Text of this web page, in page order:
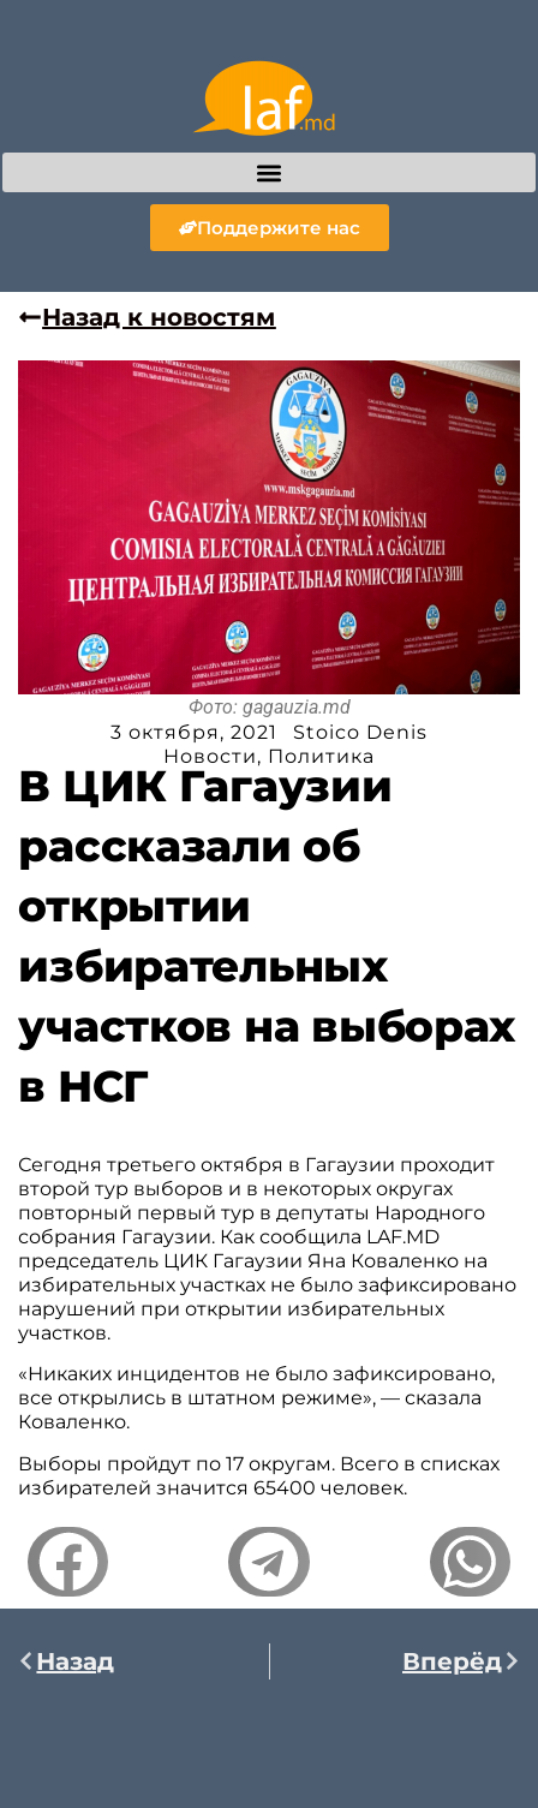
Поддержите нас
Назад к новостям
Фото: gagauzia.md
3 октября, 2021
Stoico Denis
Новости, Политика
В ЦИК Гагаузии
рассказали об
открытии
избирательных
участков на выборах
в НСГ
Сегодня третьего октября в Гагаузии проходит
второй тур выборов и в некоторых округах
повторный первый тур в депутаты Народного
собрания Гагаузии. Как сообщила LAF.MD
председатель ЦИК Гагаузии Яна Коваленко на
избирательных участках не было зафиксировано
нарушений при открытии избирательных
участков.
«Никаких инцидентов не было зафиксировано,
все открылись в штатном режиме», — сказала
Коваленко.
Выборы пройдут по 17 округам. Всего в списках
избирателей значится 65400 человек.
Назад Вперёд